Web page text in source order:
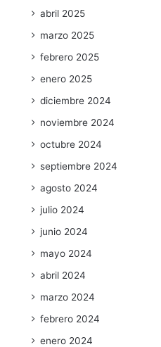
abril 2025
marzo 2025
febrero 2025
enero 2025
diciembre 2024
noviembre 2024
octubre 2024
septiembre 2024
agosto 2024
julio 2024
junio 2024
mayo 2024
abril 2024
marzo 2024
febrero 2024
enero 2024